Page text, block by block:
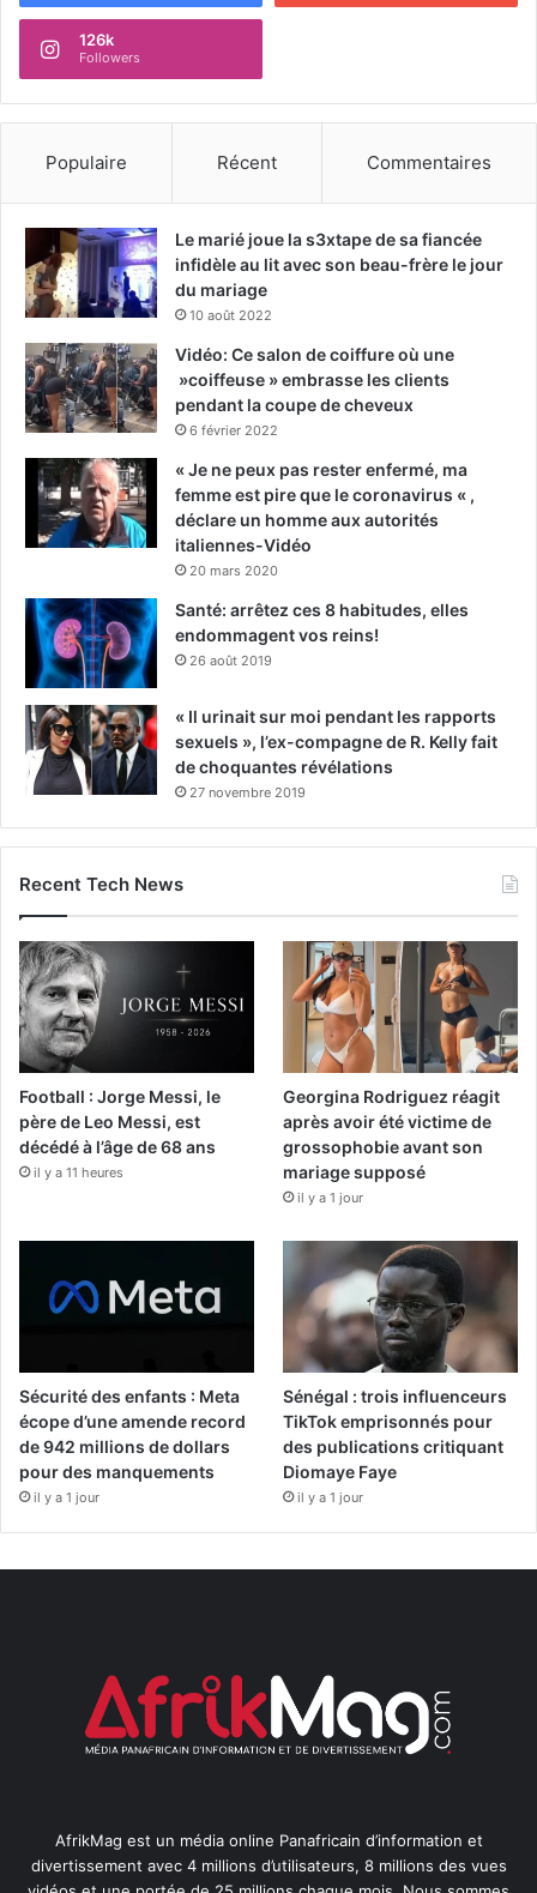
126k
Followers
Populaire Récent Commentaires
Le marié joue la s3xtape de sa fiancée
infidèle au lit avec son beau-frère le jour
du mariage
10 août 2022
Vidéo: Ce salon de coiffure où une
»coiffeuse » embrasse les clients
pendant la coupe de cheveux
6 février 2022
« Je ne peux pas rester enfermé, ma
femme est pire que le coronavirus « ,
déclare un homme aux autorités
italiennes-Vidéo
20 mars 2020
Santé: arrêtez ces 8 habitudes, elles
endommagent vos reins!
26 août 2019
« Il urinait sur moi pendant les rapports
sexuels », l’ex-compagne de R. Kelly fait
de choquantes révélations
27 novembre 2019
Recent Tech News
Football : Jorge Messi, le
père de Leo Messi, est
décédé à l’âge de 68 ans
il y a 11 heures
Georgina Rodriguez réagit
après avoir été victime de
grossophobie avant son
mariage supposé
il y a 1 jour
Sécurité des enfants : Meta
écope d’une amende record
de 942 millions de dollars
pour des manquements
il y a 1 jour
Sénégal : trois influenceurs
TikTok emprisonnés pour
des publications critiquant
Diomaye Faye
il y a 1 jour
AfrikMag est un média online Panafricain d’information et
divertissement avec 4 millions d’utilisateurs, 8 millions des vues